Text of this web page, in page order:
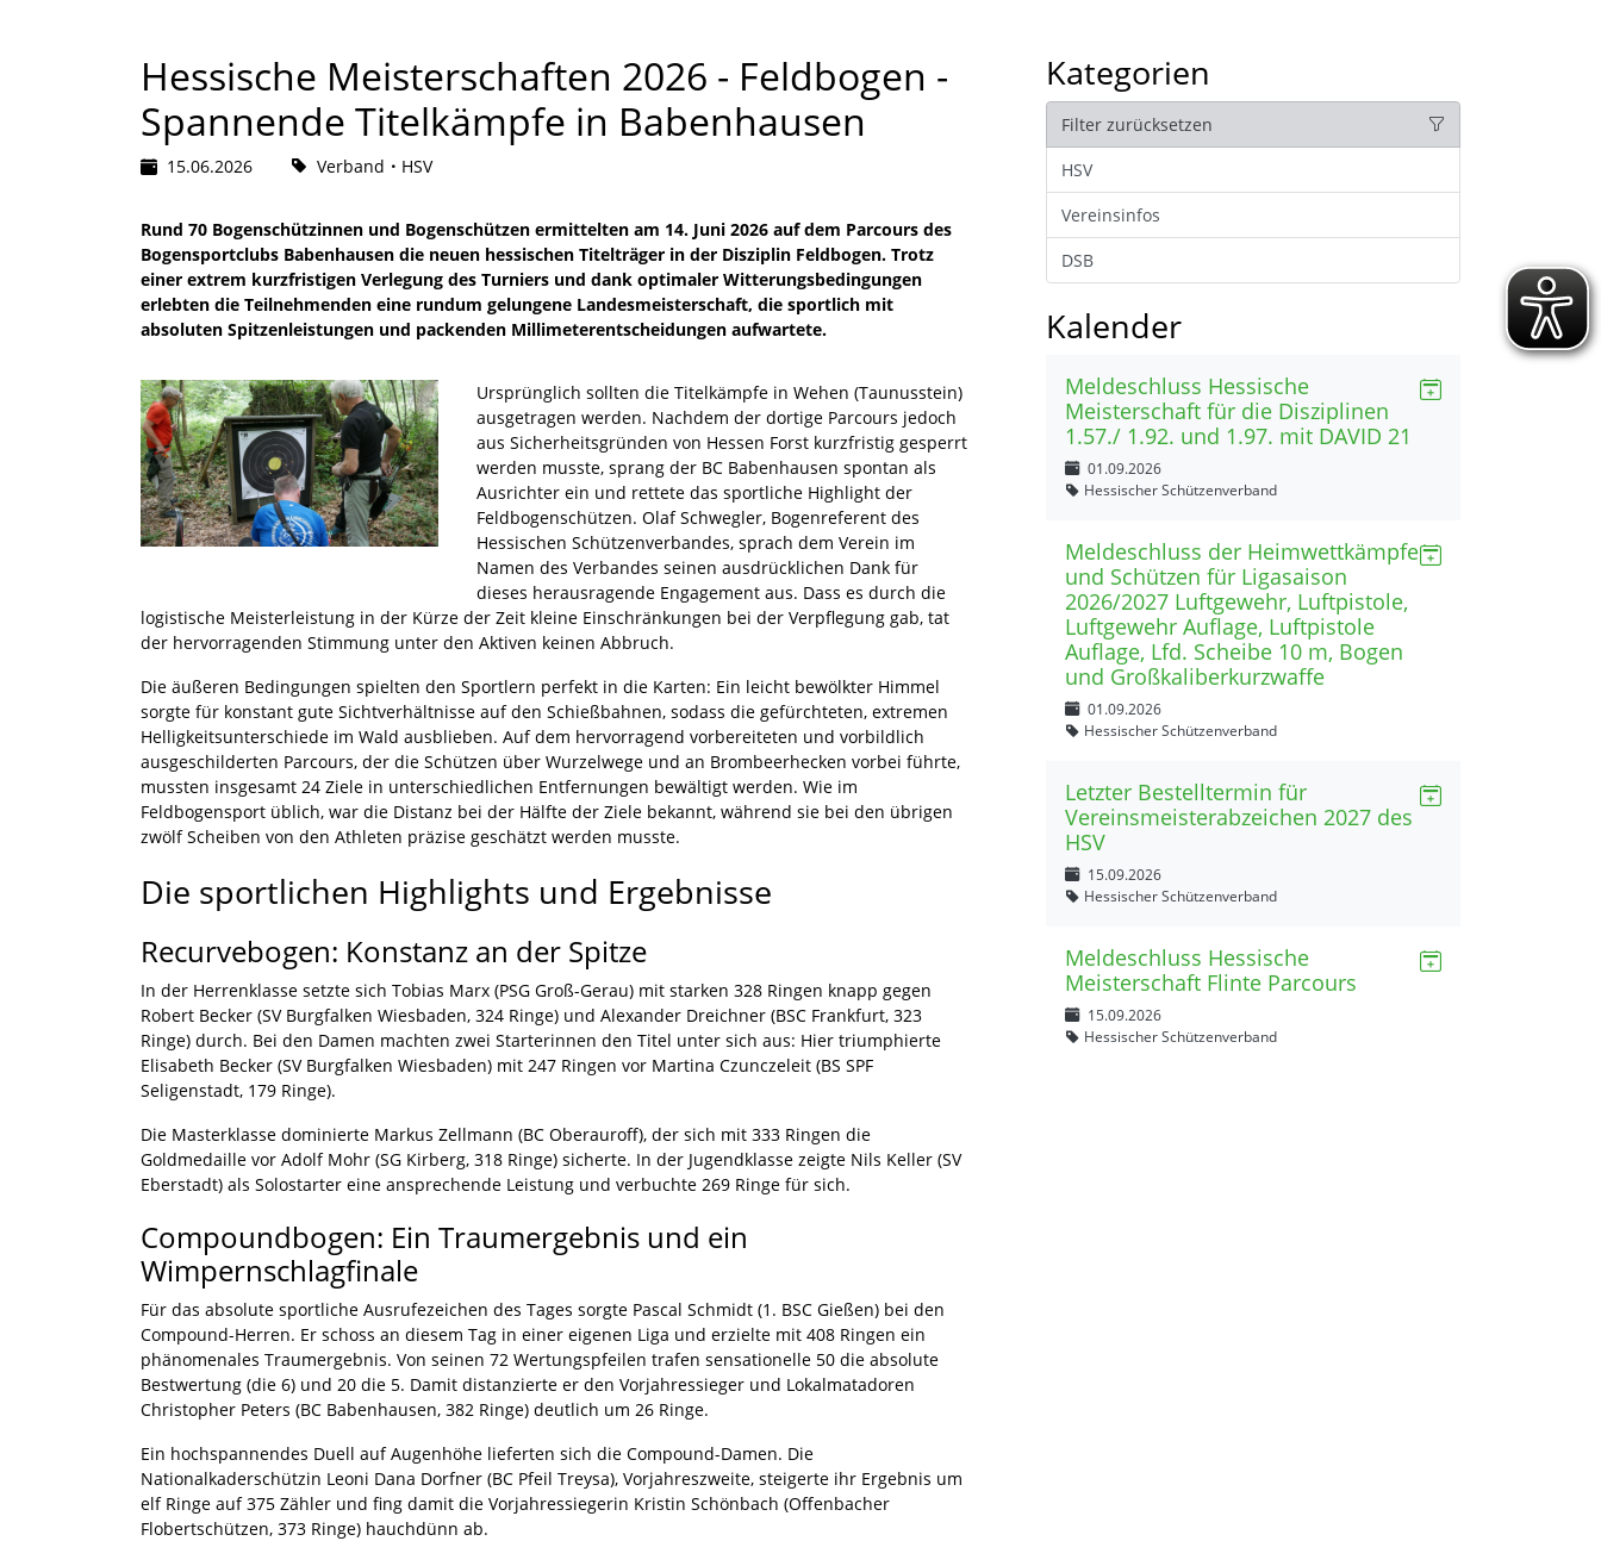
Hessische Meisterschaften 2026 - Feldbogen -
Spannende Titelkämpfe in Babenhausen
15.06.2026 Verband HSV
Rund 70 Bogenschützinnen und Bogenschützen ermittelten am 14. Juni 2026 auf dem Parcours des
Bogensportclubs Babenhausen die neuen hessischen Titelträger in der Disziplin Feldbogen. Trotz
einer extrem kurzfristigen Verlegung des Turniers und dank optimaler Witterungsbedingungen
erlebten die Teilnehmenden eine rundum gelungene Landesmeisterschaft, die sportlich mit
absoluten Spitzenleistungen und packenden Millimeterentscheidungen aufwartete.
Ursprünglich sollten die Titelkämpfe in Wehen (Taunusstein)
ausgetragen werden. Nachdem der dortige Parcours jedoch
aus Sicherheitsgründen von Hessen Forst kurzfristig gesperrt
werden musste, sprang der BC Babenhausen spontan als
Ausrichter ein und rettete das sportliche Highlight der
Feldbogenschützen. Olaf Schwegler, Bogenreferent des
Hessischen Schützenverbandes, sprach dem Verein im
Namen des Verbandes seinen ausdrücklichen Dank für
dieses herausragende Engagement aus. Dass es durch die
logistische Meisterleistung in der Kürze der Zeit kleine Einschränkungen bei der Verpflegung gab, tat
der hervorragenden Stimmung unter den Aktiven keinen Abbruch.
Die äußeren Bedingungen spielten den Sportlern perfekt in die Karten: Ein leicht bewölkter Himmel
sorgte für konstant gute Sichtverhältnisse auf den Schießbahnen, sodass die gefürchteten, extremen
Helligkeitsunterschiede im Wald ausblieben. Auf dem hervorragend vorbereiteten und vorbildlich
ausgeschilderten Parcours, der die Schützen über Wurzelwege und an Brombeerhecken vorbei führte,
mussten insgesamt 24 Ziele in unterschiedlichen Entfernungen bewältigt werden. Wie im
Feldbogensport üblich, war die Distanz bei der Hälfte der Ziele bekannt, während sie bei den übrigen
zwölf Scheiben von den Athleten präzise geschätzt werden musste.
Die sportlichen Highlights und Ergebnisse
Recurvebogen: Konstanz an der Spitze
In der Herrenklasse setzte sich Tobias Marx (PSG Groß-Gerau) mit starken 328 Ringen knapp gegen
Robert Becker (SV Burgfalken Wiesbaden, 324 Ringe) und Alexander Dreichner (BSC Frankfurt, 323
Ringe) durch. Bei den Damen machten zwei Starterinnen den Titel unter sich aus: Hier triumphierte
Elisabeth Becker (SV Burgfalken Wiesbaden) mit 247 Ringen vor Martina Czunczeleit (BS SPF
Seligenstadt, 179 Ringe).
Die Masterklasse dominierte Markus Zellmann (BC Oberauroff), der sich mit 333 Ringen die
Goldmedaille vor Adolf Mohr (SG Kirberg, 318 Ringe) sicherte. In der Jugendklasse zeigte Nils Keller (SV
Eberstadt) als Solostarter eine ansprechende Leistung und verbuchte 269 Ringe für sich.
Compoundbogen: Ein Traumergebnis und ein
Wimpernschlagfinale
Für das absolute sportliche Ausrufezeichen des Tages sorgte Pascal Schmidt (1. BSC Gießen) bei den
Compound-Herren. Er schoss an diesem Tag in einer eigenen Liga und erzielte mit 408 Ringen ein
phänomenales Traumergebnis. Von seinen 72 Wertungspfeilen trafen sensationelle 50 die absolute
Bestwertung (die 6) und 20 die 5. Damit distanzierte er den Vorjahressieger und Lokalmatadoren
Christopher Peters (BC Babenhausen, 382 Ringe) deutlich um 26 Ringe.
Ein hochspannendes Duell auf Augenhöhe lieferten sich die Compound-Damen. Die
Nationalkaderschützin Leoni Dana Dorfner (BC Pfeil Treysa), Vorjahreszweite, steigerte ihr Ergebnis um
elf Ringe auf 375 Zähler und fing damit die Vorjahressiegerin Kristin Schönbach (Offenbacher
Flobertschützen, 373 Ringe) hauchdünn ab.
Kategorien
Filter zurücksetzen
HSV
Vereinsinfos
DSB
Kalender
Meldeschluss Hessische
Meisterschaft für die Disziplinen
1.57./ 1.92. und 1.97. mit DAVID 21
01.09.2026
Hessischer Schützenverband
Meldeschluss der Heimwettkämpfe
und Schützen für Ligasaison
2026/2027 Luftgewehr, Luftpistole,
Luftgewehr Auflage, Luftpistole
Auflage, Lfd. Scheibe 10 m, Bogen
und Großkaliberkurzwaffe
01.09.2026
Hessischer Schützenverband
Letzter Bestelltermin für
Vereinsmeisterabzeichen 2027 des
HSV
15.09.2026
Hessischer Schützenverband
Meldeschluss Hessische
Meisterschaft Flinte Parcours
15.09.2026
Hessischer Schützenverband